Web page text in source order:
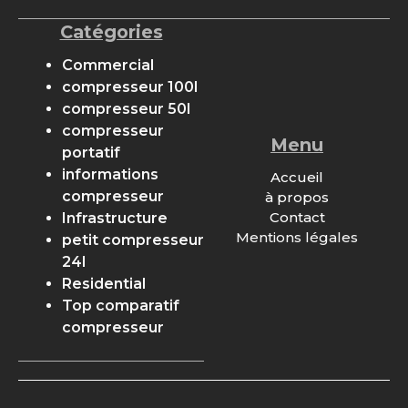
Catégories
Commercial
compresseur 100l
compresseur 50l
compresseur
portatif
informations
compresseur
Infrastructure
petit compresseur
24l
Residential
Top comparatif
compresseur
Menu
Accueil
à propos
Contact
Mentions légales